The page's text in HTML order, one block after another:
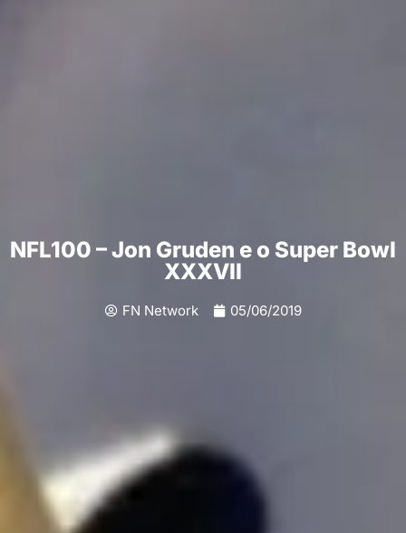
NFL100 – Jon Gruden e o Super Bowl
XXXVII
FN Network 05/06/2019